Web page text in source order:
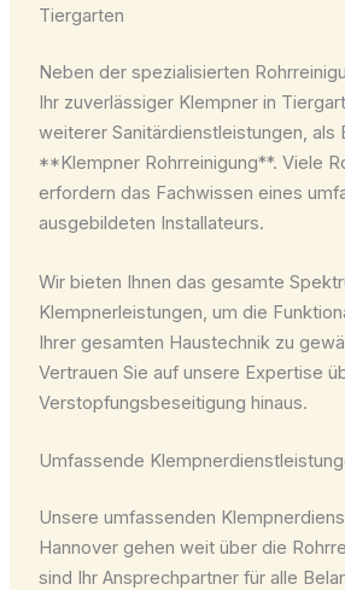
Tiergarten
Neben der spezialisierten
Ihr zuverlässiger Klempner in
weiterer Sanitärdienstleistungen, als
**Klempner Rohrreinigung**. Viele
erfordern das Fachwissen eines
ausgebildeten Installateurs.
Wir bieten Ihnen das gesamte
Klempnerleistungen, um die
Ihrer gesamten Haustechnik zu
Vertrauen Sie auf unsere Expertise
Verstopfungsbeseitigung hinaus.
Umfassende
Unsere umfassenden
Hannover gehen weit über die
sind Ihr Ansprechpartner für alle